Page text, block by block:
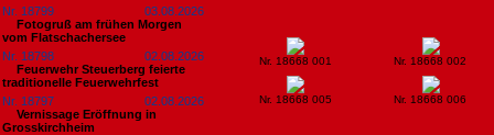
Nr. 18799
03.08.2026
Fotogruß am frühen Morgen
vom Flatschachersee
Nr. 18798
02.08.2026
Feuerwehr Steuerberg feierte
traditionelle Feuerwehrfest
Nr. 18797
02.08.2026
Vernissage Eröffnung in
Grosskirchheim
Nr. 18668 001 Nr. 18668 002
Nr. 18668 005 Nr. 18668 006